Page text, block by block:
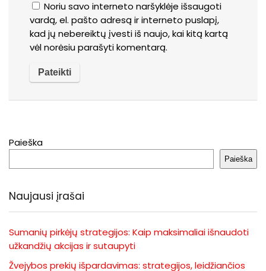
Noriu savo interneto naršyklėje išsaugoti
vardą, el. pašto adresą ir interneto puslapį,
kad jų nebereiktų įvesti iš naujo, kai kitą kartą
vėl norėsiu parašyti komentarą.
Paieška
Paieška
Naujausi įrašai
Sumanių pirkėjų strategijos: Kaip maksimaliai išnaudoti
užkandžių akcijas ir sutaupyti
Žvejybos prekių išpardavimas: strategijos, leidžiančios